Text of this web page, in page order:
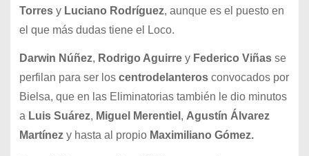
Torresy Luciano Rodríguez, aunque es el puesto en
el que más dudas tiene el Loco.
Darwin Núñez, Rodrigo Aguirrey Federico Viñas se
perfilan para ser los centrodelanteros convocados por
Bielsa, que en las Eliminatorias también le dio minutos
a Luis Suárez, Miguel Merentiel , Agustín Álvarez
Martínezy hasta al propioMaximiliano Gómez.